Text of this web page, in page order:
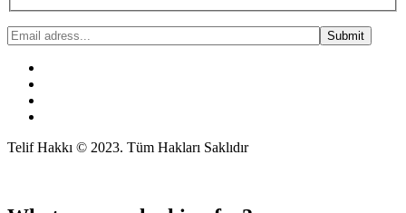
Telif Hakkı © 2023. Tüm Hakları Saklıdır